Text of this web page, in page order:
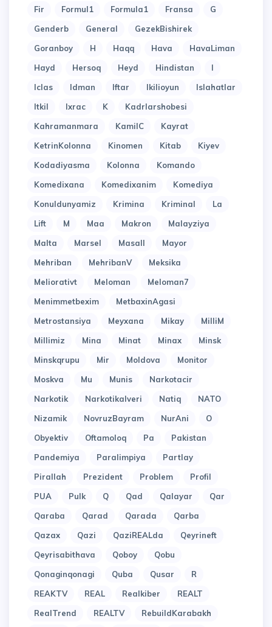
Fir
Formul1 Formula1 Fransa
G
Genderb
General
GezekBishirek
Goranboy
H Haqq Hava
HavaLiman
Hayd
Hersoq Heyd Hindistan
I
Iclas
Idman Iftar Ikilioyun
Islahatlar
Itkil
Ixrac K
Kadrlarshobesi
Kahramanmara
KamilC
Kayrat
KetrinKolonna
Kinomen Kitab
Kiyev
Kodadiyasma
Kolonna
Komando
Komedixana
Komedixanim
Komediya
Konuldunyamiz
Krimina Kriminal
La
Lift
M Maa Makron
Malayziya
Malta
Marsel Masall
Mayor
Mehriban
MehribanV
Meksika
Meliorativt
Meloman
Meloman7
Menimmetbexim
MetbaxinAgasi
Metrostansiya
Meyxana Mikay
MilliM
Millimiz
Mina Minat Minax
Minsk
Minskqrupu
Mir Moldova
Monitor
Moskva
Mu Munis
Narkotacir
Narkotik
Narkotikalveri Natiq
NATO
Nizamik
NovruzBayram NurAni
O
Obyektiv
Oftamoloq Pa
Pakistan
Pandemiya
Paralimpiya
Partlay
Pirallah
Prezident Problem
Profil
PUA
Pulk Q Qad Qalayar
Qar
Qaraba
Qarad Qarada
Qarba
Qazax
Qazi QaziREALda
Qeyrineft
Qeyrisabithava
Qoboy
Qobu
Qonaginqonagi
Quba Qusar
R
REAKTV
REAL Realkiber
REALT
RealTrend
REALTV
RebuildKarabakh